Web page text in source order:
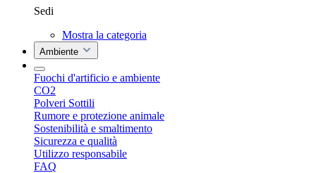
Sedi
Mostra la categoria
Ambiente
Fuochi d'artificio e ambiente
CO2
Polveri Sottili
Rumore e protezione animale
Sostenibilità e smaltimento
Sicurezza e qualità
Utilizzo responsabile
FAQ